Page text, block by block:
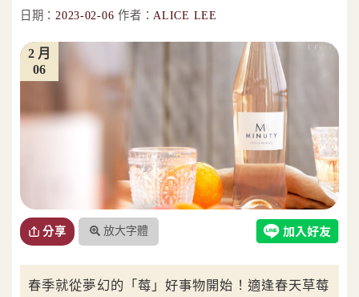
日期： 2023-02-06 作者： ALICE LEE
06
2 月
分享 放大字體
春季就從夢幻的「莓」好事物開始！適逢春天草莓